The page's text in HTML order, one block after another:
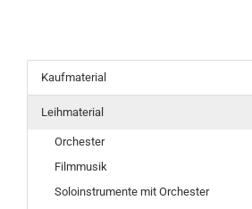
Kaufmaterial
Leihmaterial
Orchester
Filmmusik
Soloinstrumente mit Orchester